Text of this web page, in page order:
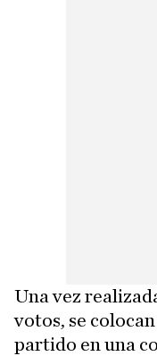
Una vez
votos, se
partido en una